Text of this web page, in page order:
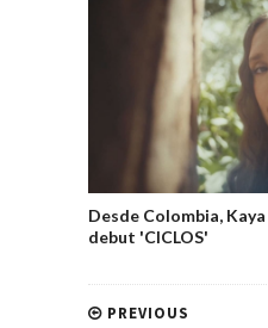
Desde Colombia,
debut 'CICLOS'
PREVIOUS